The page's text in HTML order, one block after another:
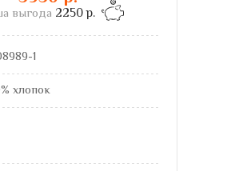
выгода 2250 р.
1
хлопок